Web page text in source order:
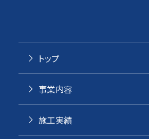
トップ
事業内容
施工実績